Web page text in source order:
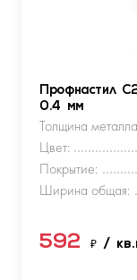
Профнастил
0.4 мм
Толщина
Цвет:
Покрытие:
Ширина общая:
592 ₽ /